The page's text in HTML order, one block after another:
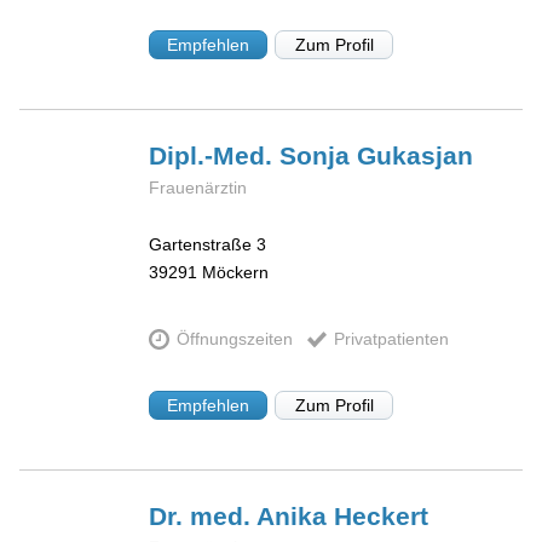
Empfehlen Zum Profil
Dipl.-Med. SonjaGukasjan
Frauenärztin
Gartenstraße 3
39291 Möckern
Öffnungszeiten Privatpatienten
Empfehlen Zum Profil
Dr. med. Anika Heckert